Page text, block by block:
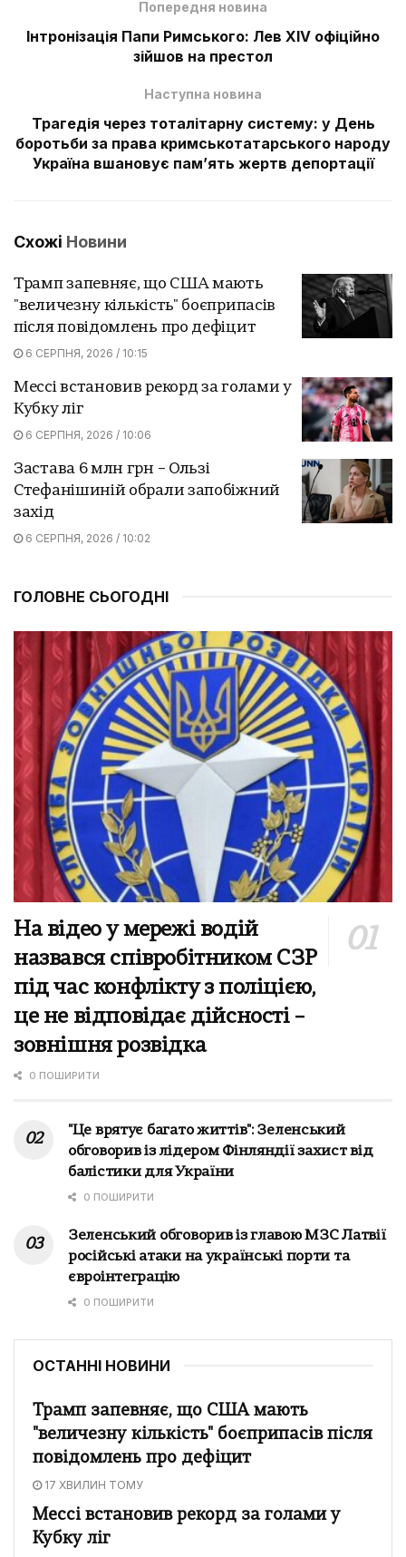
Попередня новина
Інтронізація Папи Римського: Лев XIV офіційно
зійшов на престол
Наступна новина
Трагедія через тоталітарну систему: у День
боротьби за права кримськотатарського народу
Україна вшановує памʼять жертв депортації
Схожі Новини
Трамп запевняє, що США мають
"величезну кількість" боєприпасів
після повідомлень про дефіцит
6 СЕРПНЯ, 2026 / 10:15
Мессі встановив рекорд за голами у
Кубку ліг
6 СЕРПНЯ, 2026 / 10:06
Застава 6 млн грн – Ользі
Стефанішиній обрали запобіжний
захід
6 СЕРПНЯ, 2026 / 10:02
ГОЛОВНЕ СЬОГОДНІ
На відео у мережі водій
назвався співробітником СЗР
під час конфлікту з поліцією,
це не відповідає дійсності –
зовнішня розвідка
0 ПОШИРИТИ
"Це врятує багато життів": Зеленський
обговорив із лідером Фінляндії захист від
балістики для України
0 ПОШИРИТИ
Зеленський обговорив із главою МЗС Латвії
російські атаки на українські порти та
євроінтеграцію
0 ПОШИРИТИ
ОСТАННІ НОВИНИ
Трамп запевняє, що США мають
"величезну кількість" боєприпасів після
повідомлень про дефіцит
17 ХВИЛИН ТОМУ
Мессі встановив рекорд за голами у
Кубку ліг